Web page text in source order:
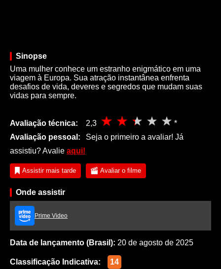
Sinopse
Uma mulher conhece um estranho enigmático em uma
viagem à Europa. Sua atração instantânea enfrenta
desafios de vida, deveres e segredos que mudam suas
vidas para sempre.
Avaliação técnica: 2,3
*
Avaliação pessoal:
Seja o primeiro a avaliar! Já
assistiu? Avalie aqui!
Assistir mais tarde Avaliar o filme
Onde assistir
Prime Video
Data de lançamento (Brasil): 20 de agosto de 2025
Classificação Indicativa: 14